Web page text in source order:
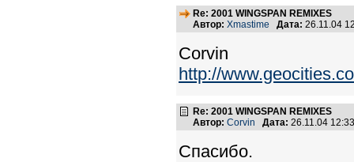
Re: 2001 WINGSPAN REMIXES
Автор: Xmastime Дата: 26.11.04
Corvin
http://
Re: 2001 WINGSPAN REMIXES
Автор: Corvin Дата: 26.11.04
Спасибо.